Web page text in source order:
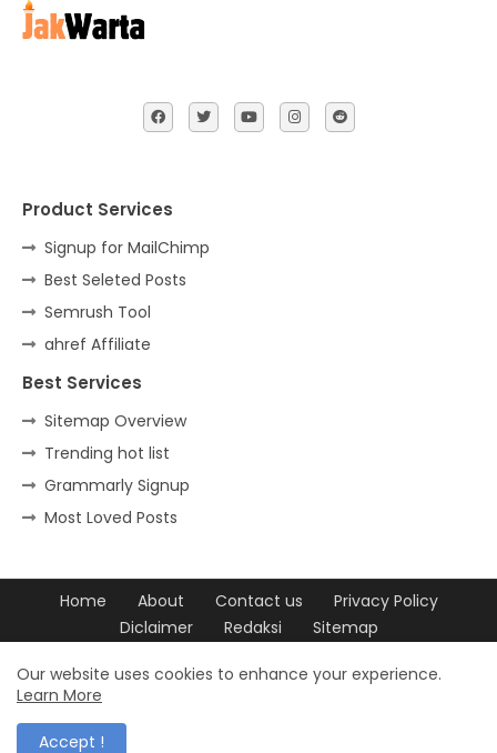
Product Services
Signup for MailChimp
Best Seleted Posts
Semrush Tool
ahref Affiliate
Best Services
Sitemap Overview
Trending hot list
Grammarly Signup
Most Loved Posts
Home About Contact us
Privacy Policy
Diclaimer
Redaksi
Sitemap
Our website uses cookies to enhance your experience.
Learn More
Accept !